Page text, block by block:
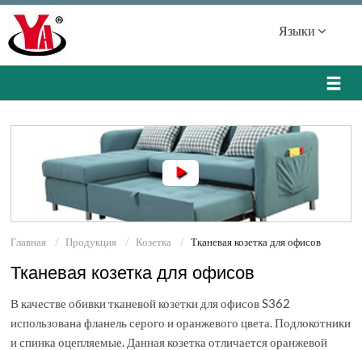
Языки
Главная Продукция Козетка Тканевая козетка для офисов
Тканевая козетка для офисов
В качестве обивки тканевой козетки для офисов S362
использована фланель серого и оранжевого цвета. Подлокотники
и спинка оцепляемые. Данная козетка отличается оранжевой